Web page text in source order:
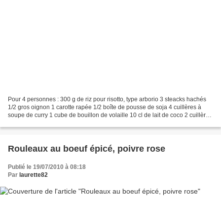
Pour 4 personnes : 300 g de riz pour risotto, type arborio 3 steacks hachés
1/2 gros oignon 1 carotte rapée 1/2 boîte de pousse de soja 4 cuillères à
soupe de curry 1 cube de bouillon de volaille 10 cl de lait de coco 2 cuillères
Rouleaux au boeuf épicé, poivre rose
Publié le 19/07/2010 à 08:18
Par laurette82